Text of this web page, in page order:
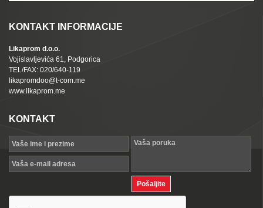
KONTAKT INFORMACIJE
Likaprom d.o.o.
Vojislavljevića 61, Podgorica
TEL/FAX: 020/640-119
likapromdoo@t-com.me
www.likaprom.me
KONTAKT